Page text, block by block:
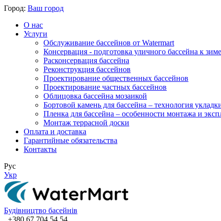
Город: Ваш город
О нас
Услуги
Обслуживание бассейнов от Watermart
Консервация - подготовка уличного бассейна к зиме
Расконсервация бассейна
Реконструкция бассейнов
Проектирование общественных бассейнов
Проектирование частных бассейнов
​Облицовка бассейна мозаикой
Бортовой камень для бассейна – технология
Пленка для бассейна – особенности монтажа и
Монтаж террасной доски
Оплата и доставка
Гарантийные обязательства
Контакты
Рус
Укр
Будівництво басейнів
+380 67 704 54 54